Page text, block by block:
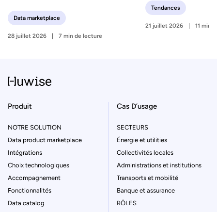
Data marketplace
28 juillet 2026 7 min de lecture
Tendances
21 juillet 2026 11 min
Produit
NOTRE SOLUTION
Data product marketplace
Intégrations
Choix technologiques
Accompagnement
Fonctionnalités
Data catalog
Cas D’usage
SECTEURS
Énergie et utilities
Collectivités locales
Administrations et institutions
Transports et mobilité
Banque et assurance
RÔLES